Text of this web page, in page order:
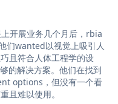
开展业务几个月后，rbia
们wanted以视觉上吸引人
且符合人体工程学的设
的解决方案。他们在找到
options，但没有一个看
且难以使用。